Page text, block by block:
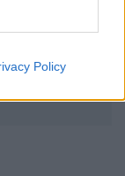
Policy